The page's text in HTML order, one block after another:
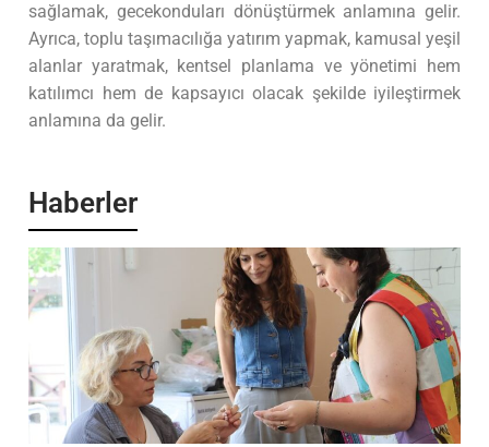
sağlamak, gecekonduları dönüştürmek anlamına gelir.
Ayrıca, toplu taşımacılığa yatırım yapmak, kamusal yeşil
alanlar yaratmak, kentsel planlama ve yönetimi hem
katılımcı hem de kapsayıcı olacak şekilde iyileştirmek
anlamına da gelir.
Haberler